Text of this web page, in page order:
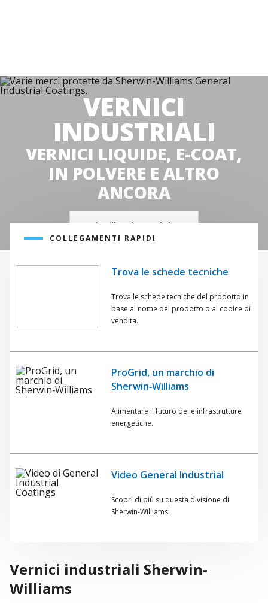
VERNICI
INDUSTRIALI
VERNICI LIQUIDE, E-COAT,
IN POLVERE E ALTRO
ANCORA
Visualizza i settori che
serviamo
COLLEGAMENTI RAPIDI
Trova le schede tecniche
Trova le schede tecniche del prodotto in
base al nome del prodotto o al codice di
vendita.
ProGrid, un marchio di
Sherwin‑Williams
Alimentare il futuro delle infrastrutture
energetiche.
Video General Industrial
Scopri di più su questa divisione di
Sherwin-Williams.
Vernici industriali Sherwin-
Williams